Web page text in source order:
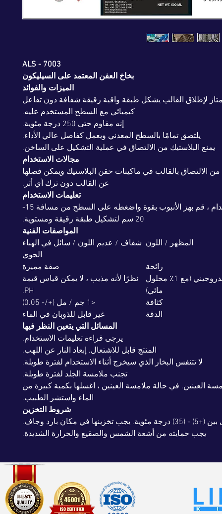
ALS - 7003
بخاخ العفن المعتمد على السيليكون
الميزات والفوائد
لإطلاق القالب يشكل طبقة واقية رقيقة شفافة دون تفاعل
كيميائي مع السطح المستخدم عليه.
إنه مقاوم حتى 250 درجة مئوية.
يلتصق تمامًا بالسطح المعدني ويعمل كفاصل عالي الأداء.
يمنع البلاستيك من الالتصاق في عملية التشكيل على الساخن.
مجالات الاستخدام
من الالتصاق بالقالب في ماكينات حقن البلاستيك ويمكن فصلها
عن القالب دون ترك أي أثر.
تعليمات الاستخدام
قبل الاستخدام ، قم بهز الأنبوب بقوة واضغطه على السطح من مسافة 15-
20 سم لتشكيل طبقة رقيقة ومستوية.
المواصفات الفنية
المظهر / اللون شفاف / عديم اللون / سائل في الهباء
الجوي
رائحة
صفة مميزة
قيمة الرقم الهيدروجيني (مع 1٪ محلول
مائي)
نظرًا لأنه مذيب ، لا يمكن قياس قيمة
PH.
كثافة
<1 جم / مل (+/- 0.05)
الدقة
غير قابل للذوبان في الماء
المسائل التي يتعين النظر فيها
يرجى قراءة تعليمات الاستخدام.
المنتج قابل للاشتعال. إبعاد النار عن اللهب.
لا تتنفس البخار الذي سيخرج أثناء الاستخدام لفترة طويلة.
تجنب ملامسة الجلد لفترة طويلة.
العينين. في حالة ملامسة العينين ، اغسلها بكمية كبيرة من
الماء واستشر الطبيب.
شروط التخزين
يجب أن تبقى بين (+5) - (35) درجة مئوية. يجب تخزينها في مكان بارد وجاف.
يجب حمايته من أشعة الشمس والصقيع والحرارة الشديدة.